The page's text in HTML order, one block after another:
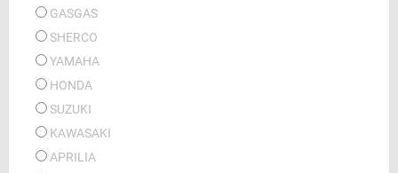
GASGAS
SHERCO
YAMAHA
HONDA
SUZUKI
KAWASAKI
APRILIA